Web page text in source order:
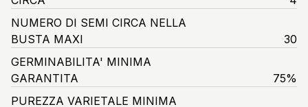
NUMERO DI SEMI CIRCA NELLA
BUSTA MAXI
30
GERMINABILITA' MINIMA
GARANTITA
75%
PUREZZA VARIETALE MINIMA